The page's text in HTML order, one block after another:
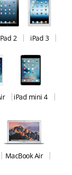
2 iPad 3
iPad mini 4
MacBook Air